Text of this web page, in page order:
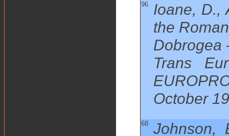
96
Ioane, D.,
the
Dobrogea
Trans
October
68
Johnson,